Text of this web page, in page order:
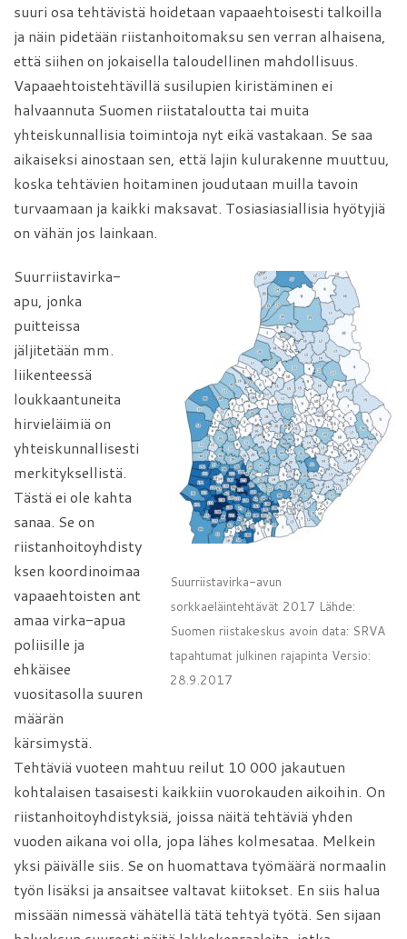
suuri osa tehtävistä hoidetaan vapaaehtoisesti talkoilla
ja näin pidetään riistanhoitomaksu sen verran alhaisena,
että siihen on jokaisella taloudellinen mahdollisuus.
Vapaaehtoistehtävillä susilupien kiristäminen ei
halvaannuta Suomen riistataloutta tai muita
yhteiskunnallisia toimintoja nyt eikä vastakaan. Se saa
aikaiseksi ainostaan sen, että lajin kulurakenne muuttuu,
koska tehtävien hoitaminen joudutaan muilla tavoin
turvaamaan ja kaikki maksavat. Tosiasiasiallisia hyötyjiä
on vähän jos lainkaan.
Suurriistavirka-avun
sorkkaeläintehtävät 2017 Lähde:
Suomen riistakeskus avoin data: SRVA
tapahtumat julkinen rajapinta Versio:
28.9.2017
Suurriistavirka-
apu, jonka
puitteissa
jäljitetään mm.
liikenteessä
loukkaantuneita
hirvieläimiä on
yhteiskunnallisesti
merkityksellistä.
Tästä ei ole kahta
sanaa. Se on
riistanhoitoyhdisty
ksen koordinoimaa
vapaaehtoisten ant
amaa virka-apua
poliisille ja
ehkäisee
vuositasolla suuren
määrän
kärsimystä.
Tehtäviä vuoteen mahtuu reilut 10 000 jakautuen
kohtalaisen tasaisesti kaikkiin vuorokauden aikoihin. On
riistanhoitoyhdistyksiä, joissa näitä tehtäviä yhden
vuoden aikana voi olla, jopa lähes kolmesataa. Melkein
yksi päivälle siis. Se on huomattava työmäärä normaalin
työn lisäksi ja ansaitsee valtavat kiitokset. En siis halua
missään nimessä vähätellä tätä tehtyä työtä. Sen sijaan